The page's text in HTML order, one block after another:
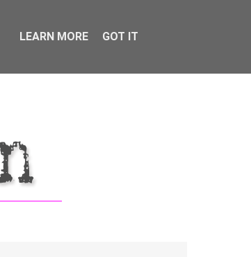
LEARN MORE GOT IT